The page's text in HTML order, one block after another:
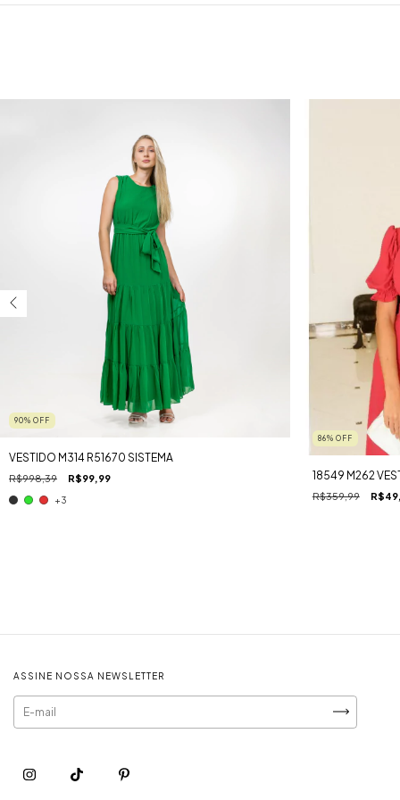
90% OFF
VESTIDO M314 R51670 SISTEMA
R$998,39 R$99,99
+3
86% OFF
18549 M262
R$359,99
ASSINE NOSSA NEWSLETTER